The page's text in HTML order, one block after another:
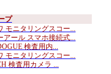
プ
モニタリングスコー...
アール スマホ接続式...
検査用内...
モニタリングスコー...
検査用カメラ ...